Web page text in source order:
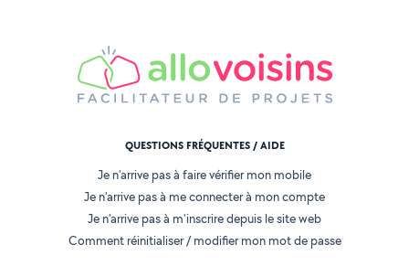
QUESTIONS FRÉQUENTES / AIDE
Je n'arrive pas à faire vérifier mon mobile
Je n'arrive pas à me connecter à mon compte
Je n'arrive pas à m'inscrire depuis le site web
Comment réinitialiser / modifier mon mot de passe